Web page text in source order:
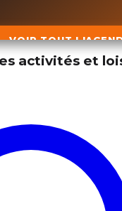
VOIR TOUT
activités et